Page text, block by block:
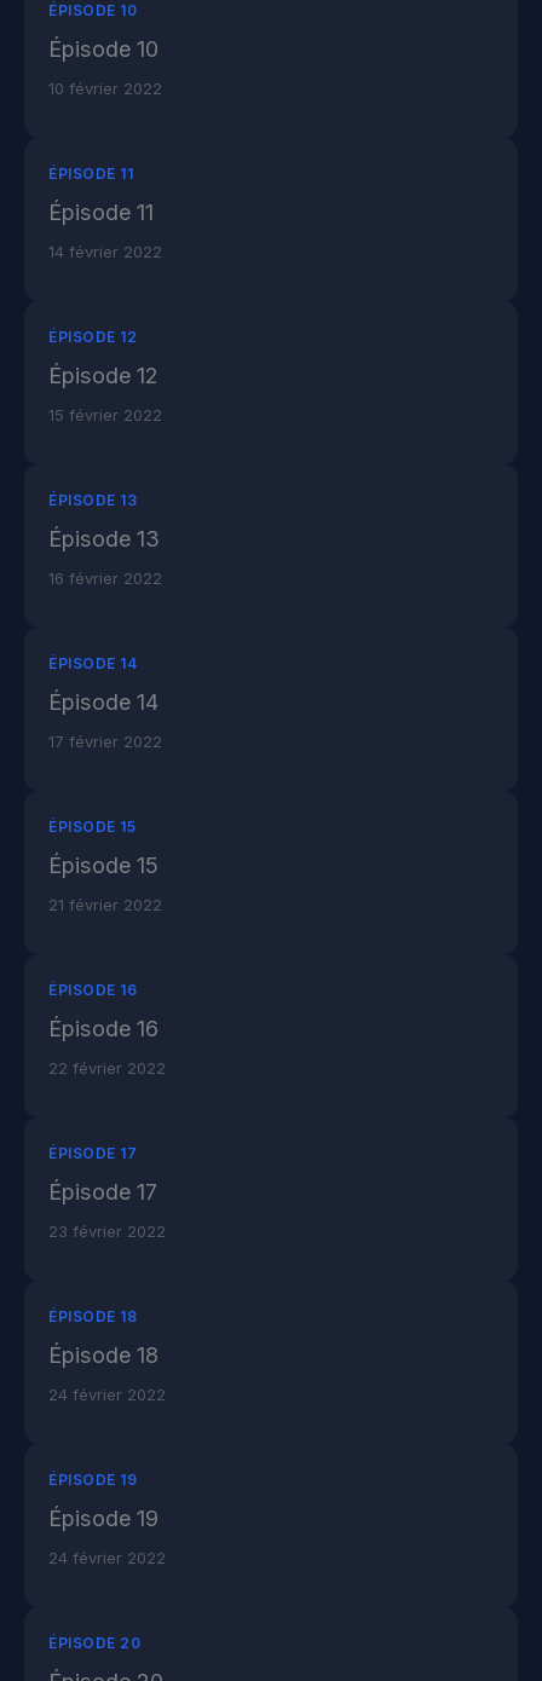
ÉPISODE 10
Épisode 10
10 février 2022
ÉPISODE 11
Épisode 11
14 février 2022
ÉPISODE 12
Épisode 12
15 février 2022
ÉPISODE 13
Épisode 13
16 février 2022
ÉPISODE 14
Épisode 14
17 février 2022
ÉPISODE 15
Épisode 15
21 février 2022
ÉPISODE 16
Épisode 16
22 février 2022
ÉPISODE 17
Épisode 17
23 février 2022
ÉPISODE 18
Épisode 18
24 février 2022
ÉPISODE 19
Épisode 19
24 février 2022
ÉPISODE 20